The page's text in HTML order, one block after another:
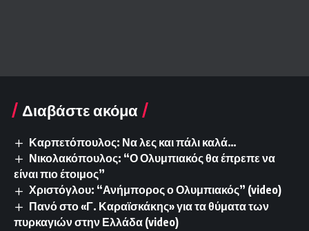
Διαβάστε ακόμα
Καρπετόπουλος: Να λες και πάλι καλά…
Νικολακόπουλος: “Ο Ολυμπιακός θα έπρεπε να
είναι πιο έτοιμος”
Χριστόγλου: “Ανήμπορος ο Ολυμπιακός” (video)
Πανό στο «Γ. Καραϊσκάκης» για τα θύματα των
πυρκαγιών στην Ελλάδα (video)